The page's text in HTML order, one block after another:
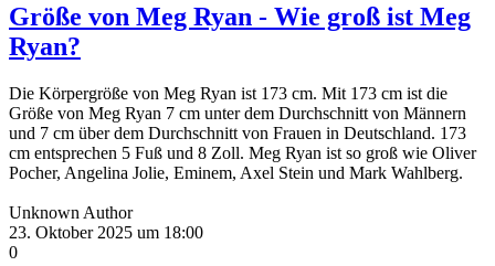
Größe von Meg Ryan - Wie groß ist Meg
Ryan?
Die Körpergröße von Meg Ryan ist 173 cm. Mit 173 cm ist die
Größe von Meg Ryan 7 cm unter dem Durchschnitt von Männern
und 7 cm über dem Durchschnitt von Frauen in Deutschland. 173
cm entsprechen 5 Fuß und 8 Zoll. Meg Ryan ist so groß wie Oliver
Pocher, Angelina Jolie, Eminem, Axel Stein und Mark Wahlberg.
Unknown Author
23. Oktober 2025 um 18:00
0